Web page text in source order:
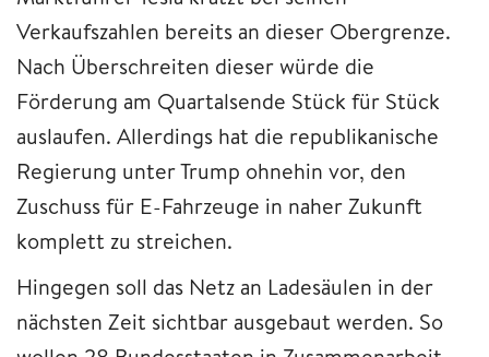
Verkaufszahlen bereits an dieser Obergrenze.
Nach Überschreiten dieser würde die
Förderung am Quartalsende Stück für Stück
auslaufen. Allerdings hat die republikanische
Regierung unter Trump ohnehin vor, den
Zuschuss für E-Fahrzeuge in naher Zukunft
komplett zu streichen.
Hingegen soll das Netz an Ladesäulen in der
nächsten Zeit sichtbar ausgebaut werden. So